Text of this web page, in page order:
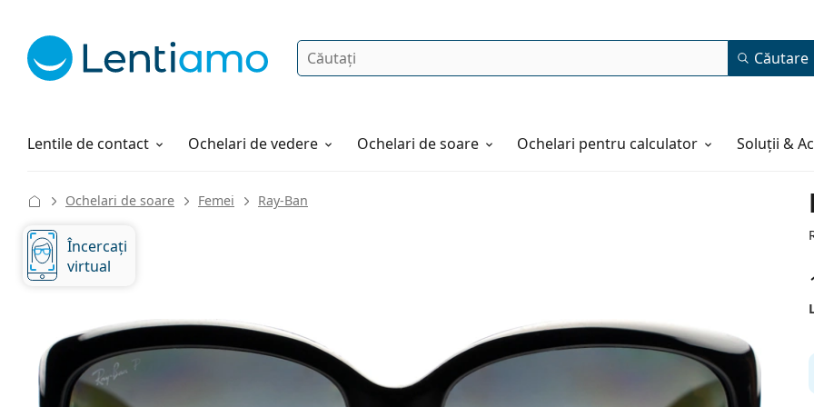
Căutare Căutare
Lentile de contact
Soluții Ochelari de vedere Ochelari de soare Ochelari pentru calculator Soluții &
Cum comandați
Ochelari de soare Femei Ray-Ban
Încercați
virtual